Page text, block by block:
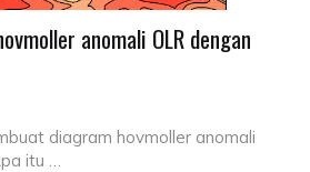
anomali OLR dengan
diagram hovmoller anomali
itu …